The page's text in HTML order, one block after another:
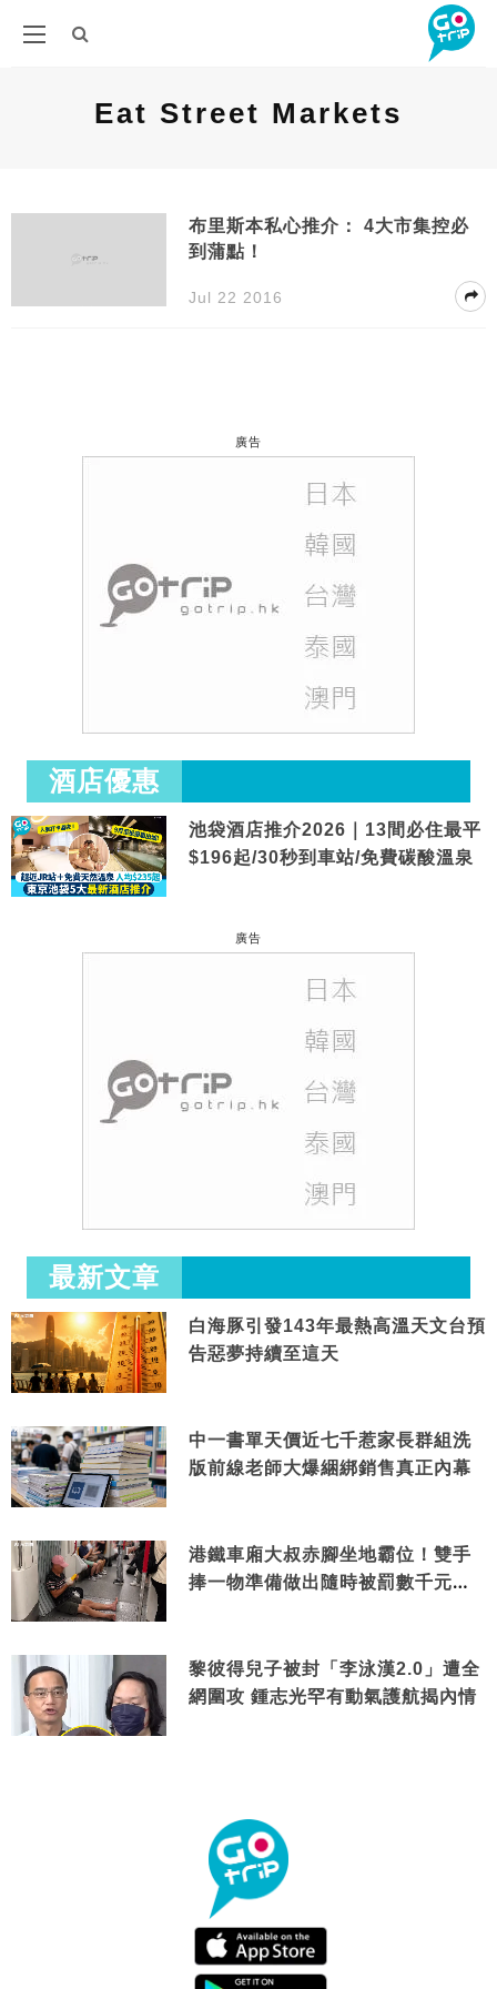
Eat Street Markets
布里斯本私心推介： 4大市集控必
到蒲點！
Jul 22 2016
廣告
酒店優惠
池袋酒店推介2026｜13間必住最平
$196起/30秒到車站/免費碳酸溫泉
廣告
最新文章
白海豚引發143年最熱高溫天文台預
告惡夢持續至這天
中一書單天價近七千惹家長群組洗
版前線老師大爆綑綁銷售真正內幕
港鐵車廂大叔赤腳坐地霸位！雙手
捧一物準備做出隨時被罰數千元舉
黎彼得兒子被封「李泳漢2.0」遭全
網圍攻 鍾志光罕有動氣護航揭內情